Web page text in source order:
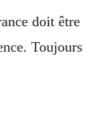
doit être
Toujours